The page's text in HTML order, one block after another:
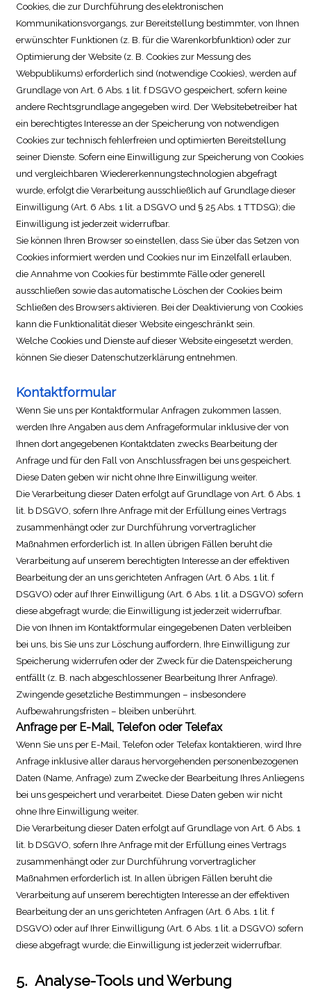
Cookies, die zur Durchführung des elektronischen
Kommunikationsvorgangs, zur Bereitstellung bestimmter, von Ihnen
erwünschter Funktionen (z. B. für die Warenkorbfunktion) oder zur
Optimierung der Website (z. B. Cookies zur Messung des
Webpublikums) erforderlich sind (notwendige Cookies), werden auf
Grundlage von Art. 6 Abs. 1 lit. f DSGVO gespeichert, sofern keine
andere Rechtsgrundlage angegeben wird. Der Websitebetreiber hat
ein berechtigtes Interesse an der Speicherung von notwendigen
Cookies zur technisch fehlerfreien und optimierten Bereitstellung
seiner Dienste. Sofern eine Einwilligung zur Speicherung von Cookies
und vergleichbaren Wiedererkennungstechnologien abgefragt
wurde, erfolgt die Verarbeitung ausschließlich auf Grundlage dieser
Einwilligung (Art. 6 Abs. 1 lit. a DSGVO und § 25 Abs. 1 TTDSG); die
Einwilligung ist jederzeit widerrufbar.
Sie können Ihren Browser so einstellen, dass Sie über das Setzen von
Cookies informiert werden und Cookies nur im Einzelfall erlauben,
die Annahme von Cookies für bestimmte Fälle oder generell
ausschließen sowie das automatische Löschen der Cookies beim
Schließen des Browsers aktivieren. Bei der Deaktivierung von Cookies
kann die Funktionalität dieser Website eingeschränkt sein.
Welche Cookies und Dienste auf dieser Website eingesetzt werden,
können Sie dieser Datenschutzerklärung entnehmen.
Kontaktformular
Wenn Sie uns per Kontaktformular Anfragen zukommen lassen,
werden Ihre Angaben aus dem Anfrageformular inklusive der von
Ihnen dort angegebenen Kontaktdaten zwecks Bearbeitung der
Anfrage und für den Fall von Anschlussfragen bei uns gespeichert.
Diese Daten geben wir nicht ohne Ihre Einwilligung weiter.
Die Verarbeitung dieser Daten erfolgt auf Grundlage von Art. 6 Abs. 1
lit. b DSGVO, sofern Ihre Anfrage mit der Erfüllung eines Vertrags
zusammenhängt oder zur Durchführung vorvertraglicher
Maßnahmen erforderlich ist. In allen übrigen Fällen beruht die
Verarbeitung auf unserem berechtigten Interesse an der effektiven
Bearbeitung der an uns gerichteten Anfragen (Art. 6 Abs. 1 lit. f
DSGVO) oder auf Ihrer Einwilligung (Art. 6 Abs. 1 lit. a DSGVO) sofern
diese abgefragt wurde; die Einwilligung ist jederzeit widerrufbar.
Die von Ihnen im Kontaktformular eingegebenen Daten verbleiben
bei uns, bis Sie uns zur Löschung auffordern, Ihre Einwilligung zur
Speicherung widerrufen oder der Zweck für die Datenspeicherung
entfällt (z. B. nach abgeschlossener Bearbeitung Ihrer Anfrage).
Zwingende gesetzliche Bestimmungen – insbesondere
Aufbewahrungsfristen – bleiben unberührt.
Anfrage per E-Mail, Telefon oder Telefax
Wenn Sie uns per E-Mail, Telefon oder Telefax kontaktieren, wird Ihre
Anfrage inklusive aller daraus hervorgehenden personenbezogenen
Daten (Name, Anfrage) zum Zwecke der Bearbeitung Ihres Anliegens
bei uns gespeichert und verarbeitet. Diese Daten geben wir nicht
ohne Ihre Einwilligung weiter.
Die Verarbeitung dieser Daten erfolgt auf Grundlage von Art. 6 Abs. 1
lit. b DSGVO, sofern Ihre Anfrage mit der Erfüllung eines Vertrags
zusammenhängt oder zur Durchführung vorvertraglicher
Maßnahmen erforderlich ist. In allen übrigen Fällen beruht die
Verarbeitung auf unserem berechtigten Interesse an der effektiven
Bearbeitung der an uns gerichteten Anfragen (Art. 6 Abs. 1 lit. f
DSGVO) oder auf Ihrer Einwilligung (Art. 6 Abs. 1 lit. a DSGVO) sofern
diese abgefragt wurde; die Einwilligung ist jederzeitwiderrufbar.
5. Analyse-Tools und Werbung